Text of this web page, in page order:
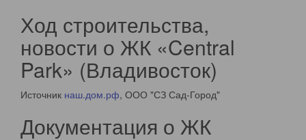
Ход строительства,
новости о ЖК «Central
Park» (Владивосток)
Источник наш.дом.рф, ООО "СЗ Сад-Город"
Документация о ЖК